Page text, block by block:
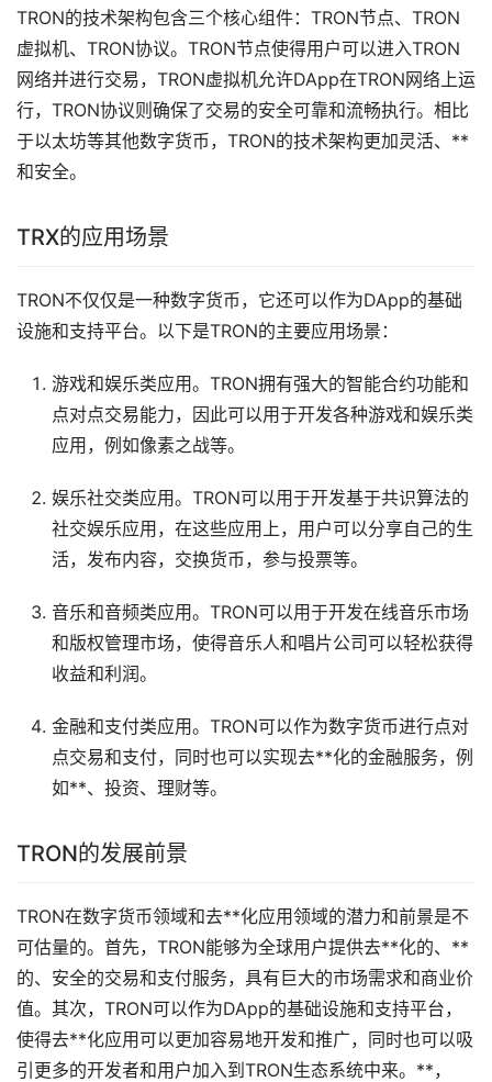
TRON的技术架构包含三个核心组件：TRON节点、TRON
虚拟机、TRON协议。TRON节点使得用户可以进入TRON
网络并进行交易，TRON虚拟机允许DApp在TRON网络上运
行，TRON协议则确保了交易的安全可靠和流畅执行。相比
于以太坊等其他数字货币，TRON的技术架构更加灵活、**
和安全。
TRX的应用场景
TRON不仅仅是一种数字货币，它还可以作为DApp的基础
设施和支持平台。以下是TRON的主要应用场景：
游戏和娱乐类应用。TRON拥有强大的智能合约功能和
点对点交易能力，因此可以用于开发各种游戏和娱乐类
应用，例如像素之战等。
娱乐社交类应用。TRON可以用于开发基于共识算法的
社交娱乐应用，在这些应用上，用户可以分享自己的生
活，发布内容，交换货币，参与投票等。
音乐和音频类应用。TRON可以用于开发在线音乐市场
和版权管理市场，使得音乐人和唱片公司可以轻松获得
收益和利润。
金融和支付类应用。TRON可以作为数字货币进行点对
点交易和支付，同时也可以实现去**化的金融服务，例
如**、投资、 理财等。
TRON的发展前景
TRON在数字货币领域和去**化应用领域的潜力和前景是不
可估量的。首先，TRON能够为全球用户提供去**化的、**
的、安全的交易和支付服务，具有巨大的市场需求和商业价
值。其次，TRON可以作为DApp的基础设施和支持平台，
使得去**化应用可以更加容易地开发和推广，同时也可以吸
引更多的开发者和用户加入到TRON生态系统中来。**，